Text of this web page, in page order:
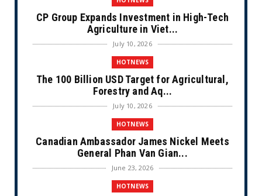
CP Group Expands Investment in High-Tech
Agriculture in Viet...
July 10, 2026
HOTNEWS
The 100 Billion USD Target for Agricultural,
Forestry and Aq...
July 10, 2026
HOTNEWS
Canadian Ambassador James Nickel Meets
General Phan Van Gian...
June 23, 2026
HOTNEWS